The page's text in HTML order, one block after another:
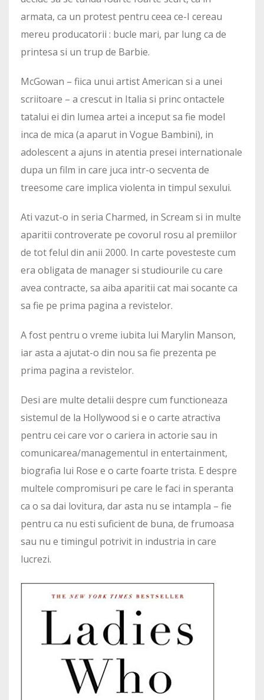
armata, ca un protest pentru ceea ce-I cereau
mereu producatorii : bucle mari, par lung ca de
printesa si un trup de Barbie.
McGowan – fiica unui artist American si a unei
scriitoare – a crescut in Italia si princ ontactele
tatalui ei din lumea artei a inceput sa fie model
inca de mica (a aparut in Vogue Bambini), in
adolescent a ajuns in atentia presei internationale
dupa un film in care juca intr-o secventa de
treesome care implica violenta in timpul sexului.
Ati vazut-o in seria Charmed, in Scream si in multe
aparitii controverate pe covorul rosu al premiilor
de tot felul din anii 2000. In carte povesteste cum
era obligata de manager si studiourile cu care
avea contracte, sa aiba aparitii cat mai socante ca
sa fie pe prima pagina a revistelor.
A fost pentru o vreme iubita lui Marylin Manson,
iar asta a ajutat-o din nou sa fie prezenta pe
prima pagina a revistelor.
Desi are multe detalii despre cum functioneaza
sistemul de la Hollywood si e o carte atractiva
pentru cei care vor o cariera in actorie sau in
comunicarea/managementul in entertainment,
biografia lui Rose e o carte foarte trista. E despre
multele compromisuri pe care le faci in speranta
ca o sa dai lovitura, dar asta nu se intampla – fie
pentru ca nu esti suficient de buna, de frumoasa
sau nu e timingul potrivit in industria in care
lucrezi.